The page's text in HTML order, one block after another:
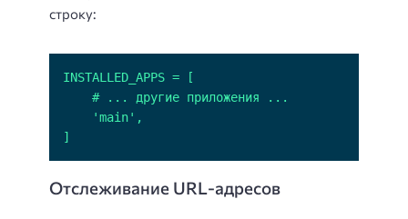
строку:
]
Отслеживание URL-адресов